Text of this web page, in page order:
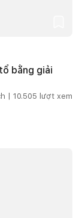
bằng giải
| 10.505 lượt xem